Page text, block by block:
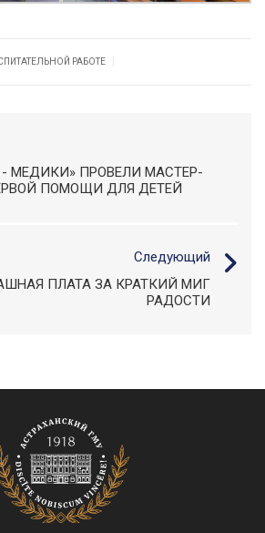
РАБОТЕ
МЕДИКИ» ПРОВЕЛИ МАСТЕР-
ПОМОЩИ ДЛЯ ДЕТЕЙ
Следующий
ПЛАТА ЗА КРАТКИЙ МИГ
РАДОСТИ